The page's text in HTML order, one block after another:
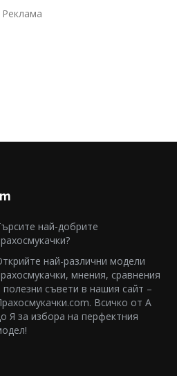
Реклама
най-добрите
най-различни модели
мнения, сравнения
полезни съвети в нашия сайт –
Всичко от А
Я за избора на перфектния